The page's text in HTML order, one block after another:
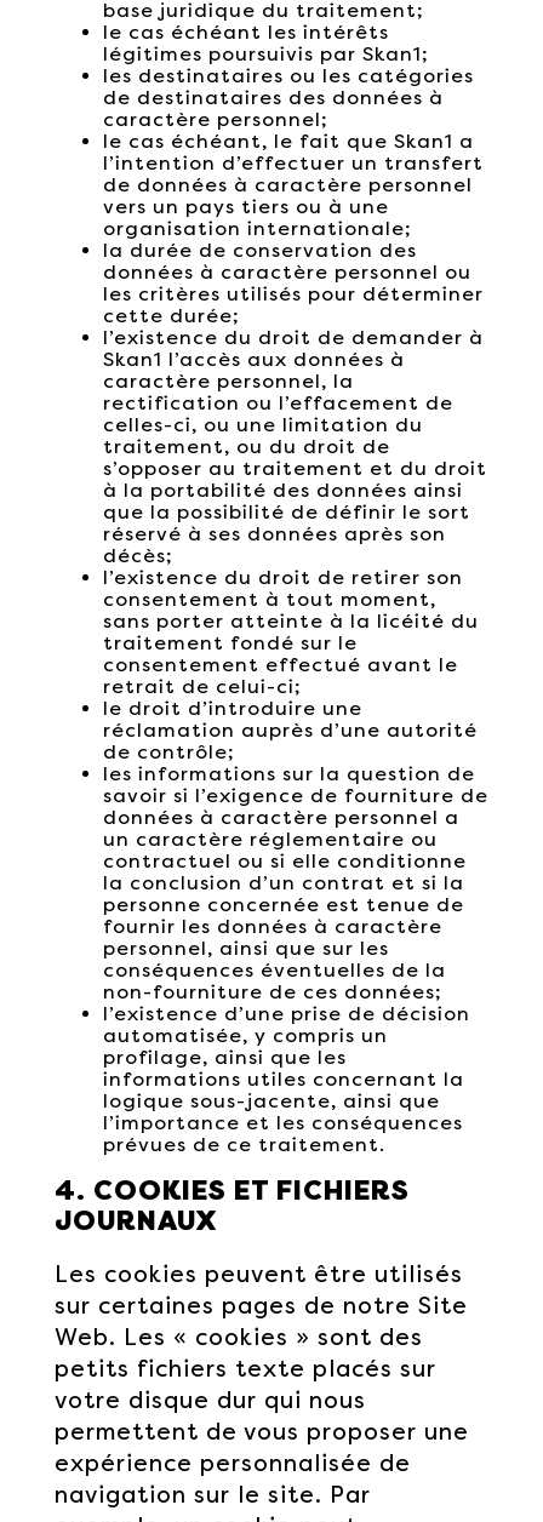
base juridique du traitement;
le cas échéant les intérêts
légitimes poursuivis par Skan1;
les destinataires ou les catégories
de destinataires des données à
caractère personnel;
le cas échéant, le fait que Skan1 a
l’intention d’effectuer un transfert
de données à caractère personnel
vers un pays tiers ou à une
organisation internationale;
la durée de conservation des
données à caractère personnel ou
les critères utilisés pour déterminer
cette durée;
l’existence du droit de demander à
Skan1 l’accès aux données à
caractère personnel, la
rectification ou l’effacement de
celles-ci, ou une limitation du
traitement, ou du droit de
s’opposer au traitement et du droit
à la portabilité des données ainsi
que la possibilité de définir le sort
réservé à ses données après son
décès;
l’existence du droit de retirer son
consentement à tout moment,
sans porter atteinte à la licéité du
traitement fondé sur le
consentement effectué avant le
retrait de celui-ci;
le droit d’introduire une
réclamation auprès d’une autorité
de contrôle;
les informations sur la question de
savoir si l’exigence de fourniture de
données à caractère personnel a
un caractère réglementaire ou
contractuel ou si elle conditionne
la conclusion d’un contrat et si la
personne concernée est tenue de
fournir les données à caractère
personnel, ainsi que sur les
conséquences éventuelles de la
non-fourniture de ces données;
l’existence d’une prise de décision
automatisée, y compris un
profilage, ainsi que les
informations utiles concernant la
logique sous-jacente, ainsi que
l’importance et les conséquences
prévues de ce traitement.
4. COOKIES ET FICHIERS
JOURNAUX
Les cookies peuvent être utilisés
sur certaines pages de notre Site
Web. Les « cookies » sont des
petits fichiers texte placés sur
votre disque dur qui nous
permettent de vous proposer une
expérience personnalisée de
navigation sur le site. Par